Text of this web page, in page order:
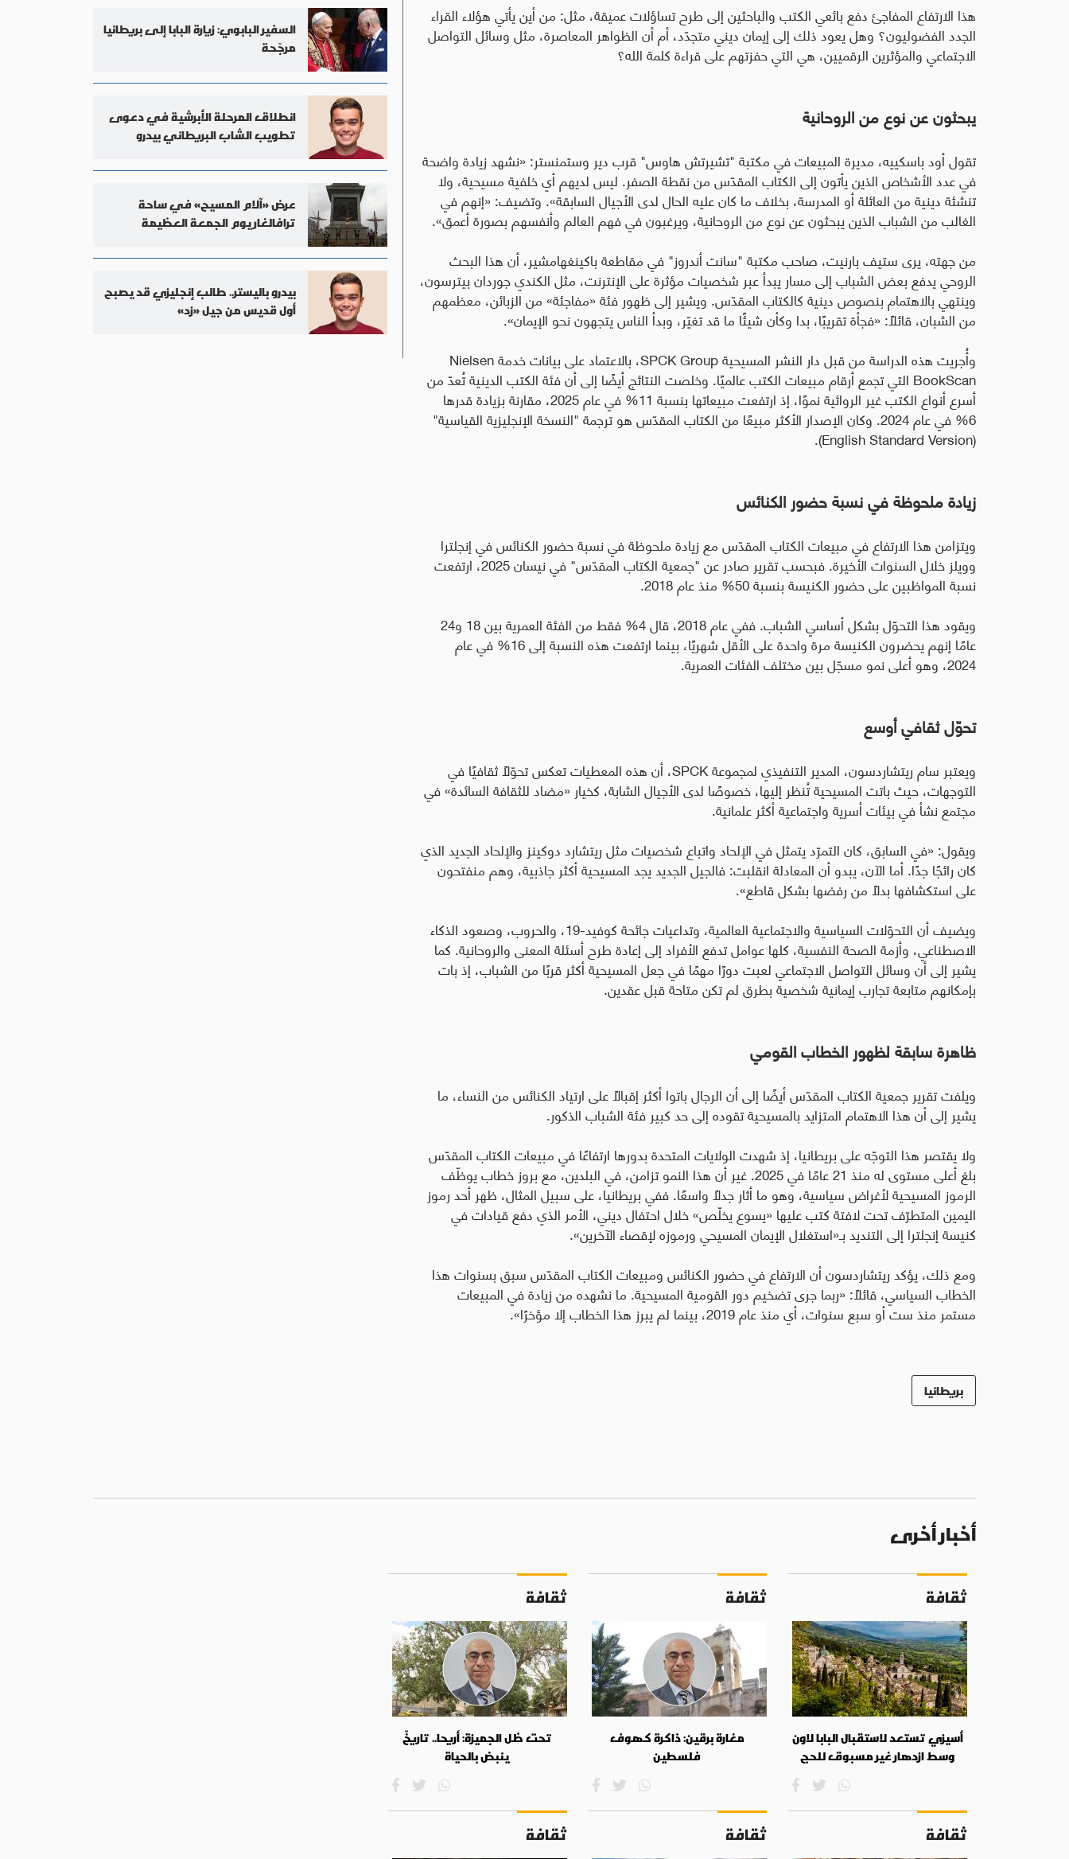
هذا الارتفاع المفاجئ دفع بائعي الكتب والباحثين إلى طرح تساؤلات عميقة، مثل: من أين يأتي هؤلاء القراء
الجدد الفضوليون؟ وهل يعود ذلك إلى إيمان ديني متجدّد، أم أن الظواهر المعاصرة، مثل وسائل التواصل
الاجتماعي والمؤثرين الرقميين، هي التي حفزتهم على قراءة كلمة الله؟
يبحثون عن نوع من الروحانية
تقول أود باسكييه، مديرة المبيعات في مكتبة "تشيرتش هاوس" قرب دير وستمنستر: «نشهد زيادة واضحة
في عدد الأشخاص الذين يأتون إلى الكتاب المقدّس من نقطة الصفر. ليس لديهم أي خلفية مسيحية، ولا
تنشئة دينية من العائلة أو المدرسة، بخلاف ما كان عليه الحال لدى الأجيال السابقة». وتضيف: «إنهم في
الغالب من الشباب الذين يبحثون عن نوع من الروحانية، ويرغبون في فهم العالم وأنفسهم بصورة أعمق».
من جهته، يرى ستيف بارنيت، صاحب مكتبة "سانت أندروز" في مقاطعة باكينغهامشير، أن هذا البحث
الروحي يدفع بعض الشباب إلى مسار يبدأ عبر شخصيات مؤثرة على الإنترنت، مثل الكندي جوردان بيترسون،
وينتهي بالاهتمام بنصوص دينية كالكتاب المقدّس. ويشير إلى ظهور فئة «مفاجئة» من الزبائن، معظمهم
من الشبان، قائلاً: «فجأة تقريبًا، بدا وكأن شيئًا ما قد تغيّر، وبدأ الناس يتجهون نحو الإيمان».
وأُجريت هذه الدراسة من قبل دار النشر المسيحيةSPCK Group، بالاعتماد على بيانات خدمةNielsen
BookScan التي تجمع أرقام مبيعات الكتب عالميًا. وخلصت النتائج أيضًا إلى أن فئة الكتب الدينية تُعدّ من
أسرع أنواع الكتب غير الروائية نموًا، إذ ارتفعت مبيعاتها بنسبة 11% في عام 2025، مقارنة بزيادة قدرها
6% في عام 2024. وكان الإصدار الأكثر مبيعًا من الكتاب المقدّس هو ترجمة "النسخة الإنجليزية القياسية"
(English Standard Version)
.
زيادة ملحوظة في نسبة حضور الكنائس
ويتزامن هذا الارتفاع في مبيعات الكتاب المقدّس مع زيادة ملحوظة في نسبة حضور الكنائس في إنجلترا
وويلز خلال السنوات الأخيرة. فبحسب تقرير صادر عن "جمعية الكتاب المقدّس" في نيسان 2025، ارتفعت
نسبة المواظبين على حضور الكنيسة بنسبة 50% منذ عام 2018
.
ويقود هذا التحوّل بشكل أساسي الشباب. ففي عام 2018، قال 4% فقط من الفئة العمرية بين 18 و24
عامًا إنهم يحضرون الكنيسة مرة واحدة على الأقل شهريًا، بينما ارتفعت هذه النسبة إلى 16% في عام
2024، وهو أعلى نمو مسجّل بين مختلف الفئات العمرية .
تحوّل ثقافي أوسع
ويعتبر سام ريتشاردسون، المدير التنفيذي لمجموعةSPCK، أن هذه المعطيات تعكس تحوّلًا ثقافيًا في
التوجهات، حيث باتت المسيحية تُنظر إليها، خصوصًا لدى الأجيال الشابة، كخيار «مضاد للثقافة السائدة» في
مجتمع نشأ في بيئات أسرية واجتماعية أكثر علمانية.
ويقول: «في السابق، كان التمرّد يتمثل في الإلحاد واتباع شخصيات مثل ريتشارد دوكينز والإلحاد الجديد الذي
كان رائجًا جدًا. أما الآن، يبدو أن المعادلة انقلبت: فالجيل الجديد يجد المسيحية أكثر جاذبية، وهم منفتحون
على استكشافها بدلاً من رفضها بشكل قاطع».
ويضيف أن التحوّلات السياسية والاجتماعية العالمية، وتداعيات جائحة كوفيد-19، والحروب، وصعود الذكاء
الاصطناعي، وأزمة الصحة النفسية، كلها عوامل تدفع الأفراد إلى إعادة طرح أسئلة المعنى والروحانية. كما
يشير إلى أن وسائل التواصل الاجتماعي لعبت دورًا مهمًا في جعل المسيحية أكثر قربًا من الشباب، إذ بات
بإمكانهم متابعة تجارب إيمانية شخصية بطرق لم تكن متاحة قبل عقدين.
ظاهرة سابقة لظهور الخطاب القومي
ويلفت تقرير جمعية الكتاب المقدّس أيضًا إلى أن الرجال باتوا أكثر إقبالًا على ارتياد الكنائس من النساء، ما
يشير إلى أن هذا الاهتمام المتزايد بالمسيحية تقوده إلى حد كبير فئة الشباب الذكور.
ولا يقتصر هذا التوجّه على بريطانيا، إذ شهدت الولايات المتحدة بدورها ارتفاعًا في مبيعات الكتاب المقدّس
بلغ أعلى مستوى له منذ 21 عامًا في 2025. غير أن هذا النمو تزامن، في البلدين، مع بروز خطاب يوظّف
الرموز المسيحية لأغراض سياسية، وهو ما أثار جدلًا واسعًا. ففي بريطانيا، على سبيل المثال، ظهر أحد رموز
اليمين المتطرّف تحت لافتة كتب عليها «يسوع يخلّص» خلال احتفال ديني، الأمر الذي دفع قيادات في
كنيسة إنجلترا إلى التنديد بـ«استغلال الإيمان المسيحي ورموزه لإقصاء الآخرين».
ومع ذلك، يؤكد ريتشاردسون أن الارتفاع في حضور الكنائس ومبيعات الكتاب المقدّس سبق بسنوات هذا
الخطاب السياسي، قائلاً: «ربما جرى تضخيم دور القومية المسيحية. ما نشهده من زيادة في المبيعات
مستمر منذ ست أو سبع سنوات، أي منذ عام 2019، بينما لم يبرز هذا الخطاب إلا مؤخرًا».
بريطانيا
السفير البابوي: زيارة البابا إلى بريطانيا
مرجّحة
انطلاق المرحلة الأبرشية في دعوى
تطويب الشاب البريطاني بيدرو
عرض «آلام المسيح» في ساحة
ترافالغار يوم الجمعة العظيمة
بيدرو باليستر.. طالب إنجليزي قد يصبح
أول قديس من جيل «زد»
أخبار أخرى
ثقافة
أسيزي تستعد لاستقبال البابا لاون
وسط ازدهار غير مسبوق للحج
ثقافة
مغارة برقين: ذاكرة كهوف
فلسطين
ثقافة
تحت ظل الجميزة: أريحا.. تاريخٌ
ينبض بالحياة
ثقافة ثقافة ثقافة